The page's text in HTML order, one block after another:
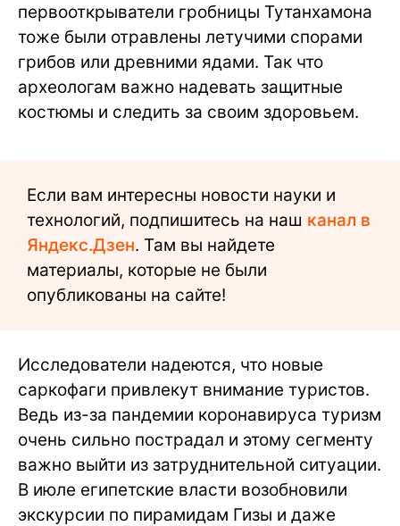
первооткрыватели гробницы Тутанхамона
тоже были отравлены летучими спорами
грибов или древними ядами. Так что
археологам важно надевать защитные
костюмы и следить за своим здоровьем.
Если вам интересны новости науки и
технологий, подпишитесь на наш канал в
Яндекс.Дзен. Там вы найдете
материалы, которые не были
опубликованы на сайте!
Исследователи надеются, что новые
саркофаги привлекут внимание туристов.
Ведь из-за пандемии коронавируса туризм
очень сильно пострадал и этому сегменту
важно выйти из затруднительной ситуации.
В июле египетские власти возобновили
экскурсии по пирамидам Гизы и даже